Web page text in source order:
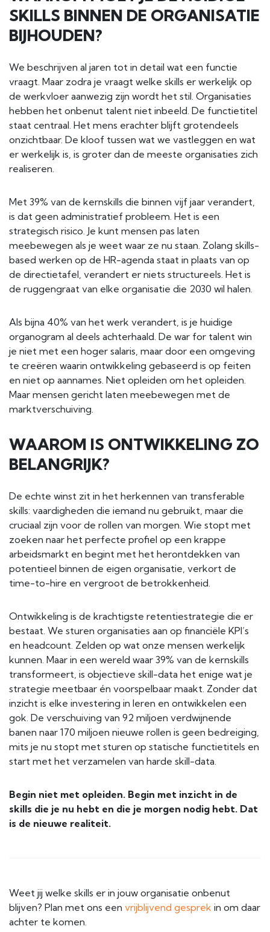
SKILLS BINNEN DE ORGANISATIE
BIJHOUDEN?
We beschrijven al jaren tot in detail wat een functie
vraagt. Maar zodra je vraagt welke skills er werkelijk op
de werkvloer aanwezig zijn wordt het stil. Organisaties
hebben het onbenut talent niet inbeeld. De functietitel
staat centraal. Het mens erachter blijft grotendeels
onzichtbaar. De kloof tussen wat we vastleggen en wat
er werkelijk is, is groter dan de meeste organisaties zich
realiseren.
Met 39% van de kernskills die binnen vijf jaar verandert,
is dat geen administratief probleem. Het is een
strategisch risico. Je kunt mensen pas laten
meebewegen als je weet waar ze nu staan. Zolang skills-
based werken op de HR-agenda staat in plaats van op
de directietafel, verandert er niets structureels. Het is
de ruggengraat van elke organisatie die 2030 wil halen.
Als bijna 40% van het werk verandert, is je huidige
organogram al deels achterhaald. De war for talent win
je niet met een hoger salaris, maar door een omgeving
te creëren waarin ontwikkeling gebaseerd is op feiten
en niet op aannames. Niet opleiden om het opleiden.
Maar mensen gericht laten meebewegen met de
marktverschuiving.
WAAROM IS ONTWIKKELING ZO
BELANGRIJK?
De echte winst zit in het herkennen van transferable
skills: vaardigheden die iemand nu gebruikt, maar die
cruciaal zijn voor de rollen van morgen. Wie stopt met
zoeken naar het perfecte profiel op een krappe
arbeidsmarkt en begint met het herontdekken van
potentieel binnen de eigen organisatie, verkort de
time-to-hire en vergroot de betrokkenheid.
Ontwikkeling is de krachtigste retentiestrategie die er
bestaat. We sturen organisaties aan op financiële KPI’s
en headcount. Zelden op wat onze mensen werkelijk
kunnen. Maar in een wereld waar 39% van de kernskills
transformeert, is objectieve skill-data het enige wat je
strategie meetbaar én voorspelbaar maakt. Zonder dat
inzicht is elke investering in leren en ontwikkelen een
gok. De verschuiving van 92 miljoen verdwijnende
banen naar 170 miljoen nieuwe rollen is geen bedreiging,
mits je nu stopt met sturen op statische functietitels en
start met het verzamelen van harde skill-data.
Begin niet met opleiden. Begin met inzicht in de
skills die je nu hebt en die je morgen nodig hebt. Dat
is de nieuwe realiteit.
Weet jij welke skills er in jouw organisatie onbenut
blijven? Plan met ons een vrijblijvend gesprek in om daar
achter te komen.